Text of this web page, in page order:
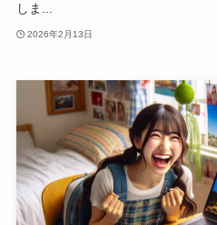
しま...
2026年2月13日